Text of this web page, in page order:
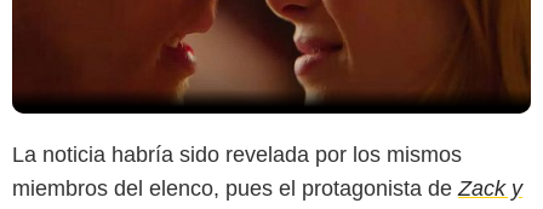
La noticia habría sido revelada por los mismos
miembros del elenco, pues el protagonista deZack y